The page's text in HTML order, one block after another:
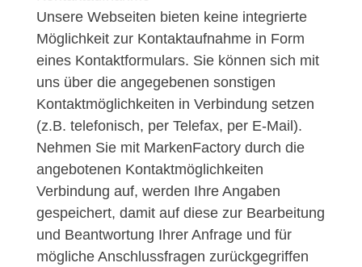
Unsere Webseiten bieten keine integrierte
Möglichkeit zur Kontaktaufnahme in Form
eines Kontaktformulars. Sie können sich mit
uns über die angegebenen sonstigen
Kontaktmöglichkeiten in Verbindung setzen
(z.B. telefonisch, per Telefax, per E-Mail).
Nehmen Sie mit MarkenFactory durch die
angebotenen Kontaktmöglichkeiten
Verbindung auf, werden Ihre Angaben
gespeichert, damit auf diese zur Bearbeitung
und Beantwortung Ihrer Anfrage und für
mögliche Anschlussfragen zurückgegriffen